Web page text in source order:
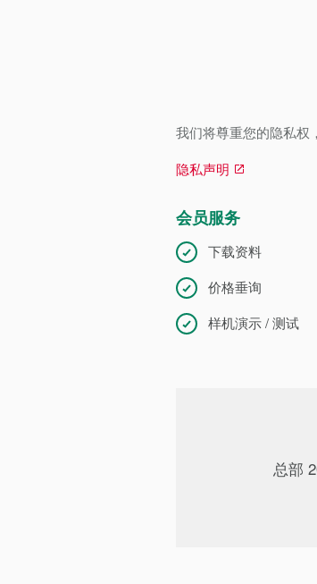
我们将尊重您的隐私权
隐私声明
会员服务
下载资料
价格垂询
样机演示 / 测试
总部